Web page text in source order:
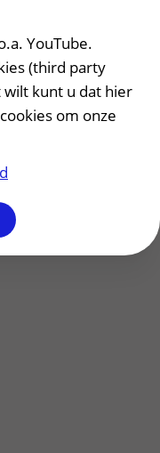
YouTube.
(third party
wilt kunt u dat hier
om onze